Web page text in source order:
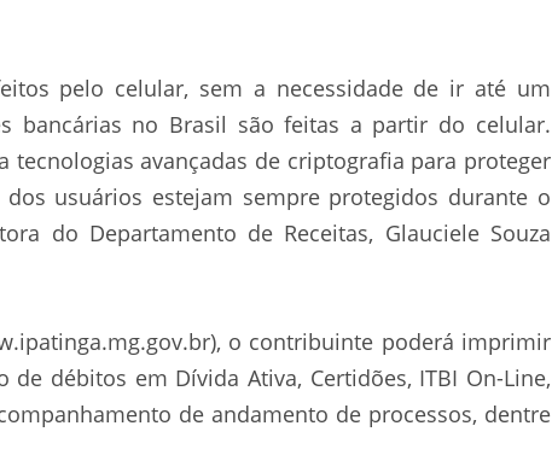
pelo celular, sem a necessidade de ir até um
bancárias no Brasil são feitas a partir do celular.
tecnologias avançadas de criptografia para proteger
usuários estejam sempre protegidos durante o
do Departamento de Receitas, Glauciele Souza
o contribuinte poderá imprimir
débitos em Dívida Ativa, Certidões, ITBI On-Line,
de andamento de processos, dentre